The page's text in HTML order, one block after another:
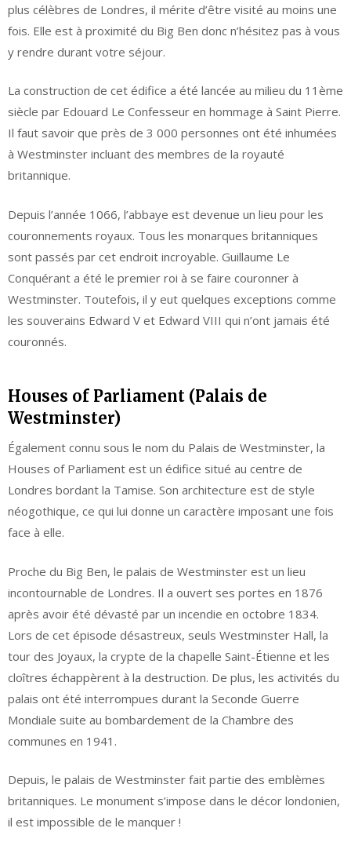
plus célèbres de Londres, il mérite d’être visité au moins une
fois. Elle est à proximité du Big Ben donc n’hésitez pas à vous
y rendre durant votre séjour.
La construction de cet édifice a été lancée au milieu du 11ème
siècle par Edouard Le Confesseur en hommage à Saint Pierre.
Il faut savoir que près de 3 000 personnes ont été inhumées
à Westminster incluant des membres de la royauté
britannique.
Depuis l’année 1066, l’abbaye est devenue un lieu pour les
couronnements royaux. Tous les monarques britanniques
sont passés par cet endroit incroyable. Guillaume Le
Conquérant a été le premier roi à se faire couronner à
Westminster. Toutefois, il y eut quelques exceptions comme
les souverains Edward V et Edward VIII qui n’ont jamais été
couronnés.
Houses of Parliament (Palais de
Westminster)
Également connu sous le nom du Palais de Westminster, la
Houses of Parliament est un édifice situé au centre de
Londres bordant la Tamise. Son architecture est de style
néogothique, ce qui lui donne un caractère imposant une fois
face à elle.
Proche du Big Ben, le palais de Westminster est un lieu
incontournable de Londres. Il a ouvert ses portes en 1876
après avoir été dévasté par un incendie en octobre 1834.
Lors de cet épisode désastreux, seuls Westminster Hall, la
tour des Joyaux, la crypte de la chapelle Saint-Étienne et les
cloîtres échappèrent à la destruction. De plus, les activités du
palais ont été interrompues durant la Seconde Guerre
Mondiale suite au bombardement de la Chambre des
communes en 1941.
Depuis, le palais de Westminster fait partie des emblèmes
britanniques. Le monument s’impose dans le décor londonien,
il est impossible de le manquer !